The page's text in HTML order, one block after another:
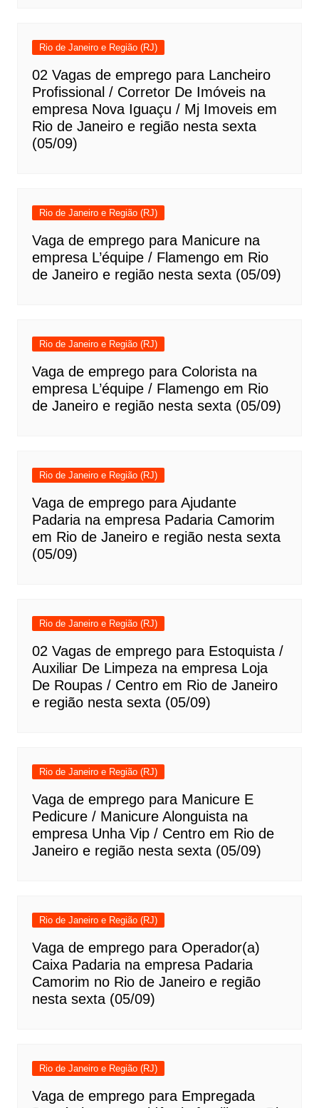
Rio de Janeiro e Região (RJ)
02 Vagas de emprego para Lancheiro
Profissional / Corretor De Imóveis na
empresa Nova Iguaçu / Mj Imoveis em
Rio de Janeiro e região nesta sexta
(05/09)
Rio de Janeiro e Região (RJ)
Vaga de emprego para Manicure na
empresa L’équipe / Flamengo em Rio
de Janeiro e região nesta sexta (05/09)
Rio de Janeiro e Região (RJ)
Vaga de emprego para Colorista na
empresa L’équipe / Flamengo em Rio
de Janeiro e região nesta sexta (05/09)
Rio de Janeiro e Região (RJ)
Vaga de emprego para Ajudante
Padaria na empresa Padaria Camorim
em Rio de Janeiro e região nesta sexta
(05/09)
Rio de Janeiro e Região (RJ)
02 Vagas de emprego para Estoquista /
Auxiliar De Limpeza na empresa Loja
De Roupas / Centro em Rio de Janeiro
e região nesta sexta (05/09)
Rio de Janeiro e Região (RJ)
Vaga de emprego para Manicure E
Pedicure / Manicure Alonguista na
empresa Unha Vip / Centro em Rio de
Janeiro e região nesta sexta (05/09)
Rio de Janeiro e Região (RJ)
Vaga de emprego para Operador(a)
Caixa Padaria na empresa Padaria
Camorim no Rio de Janeiro e região
nesta sexta (05/09)
Rio de Janeiro e Região (RJ)
Vaga de emprego para Empregada